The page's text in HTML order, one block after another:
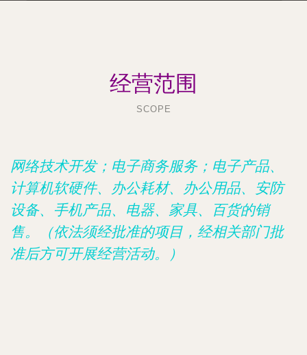
经营范围
SCOPE
网络技术开发；电子商务服务；电子产品、
计算机软硬件、办公耗材、办公用品、安防
设备、手机产品、电器、家具、百货的销
售。（依法须经批准的项目，经相关部门批
准后方可开展经营活动。）